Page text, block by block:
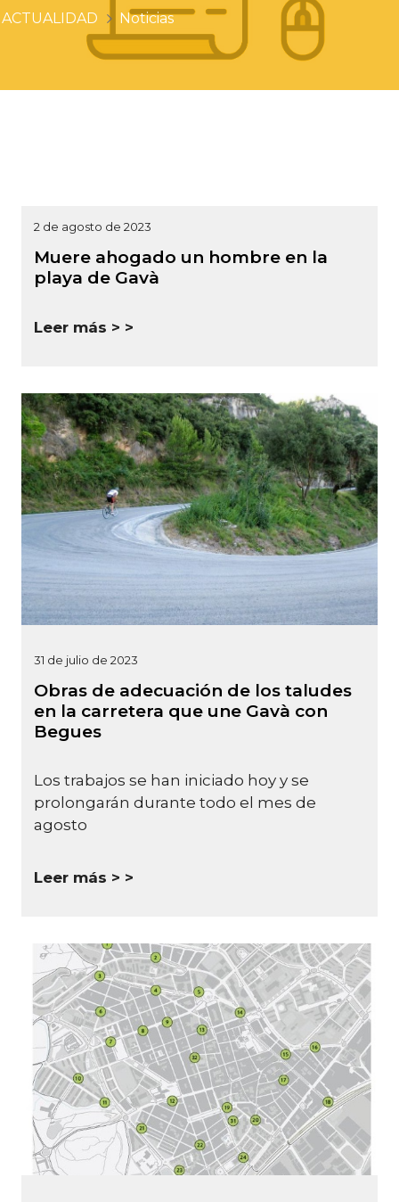
ACTUALIDAD Noticias
2 de agosto de 2023
Muere ahogado un hombre en la
playa de Gavà
Leer más >
31 de julio de 2023
Obras de adecuación de los taludes
en la carretera que une Gavà con
Begues
Los trabajos se han iniciado hoy y se
prolongarán durante todo el mes de
agosto
Leer más >